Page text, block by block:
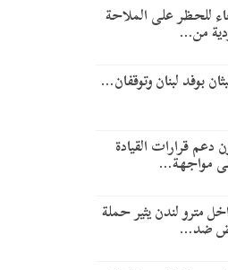
للحظر على الملاحة
من…
بوفد لبنان وتوقفان…
دعم قرارات القيادة
مواجهة…
مترو لندن يثير حملة
ضد…